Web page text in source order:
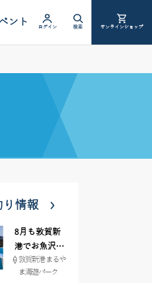
ント ログイン 検索 オンラインショップ
り情報
8月も敦賀新
港でお魚沢山
♪ イシグロ彦
根店
敦賀新港 まるや
ま海遊パーク